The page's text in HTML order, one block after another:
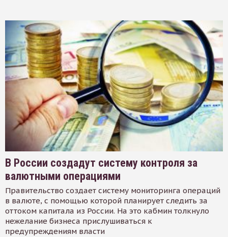
В России создадут систему контроля за
валютными операциями
Правительство создает систему мониторинга операций
в валюте, с помощью которой планирует следить за
оттоком капитала из России. На это кабмин толкнуло
нежелание бизнеса прислушиваться к
предупреждениям власти